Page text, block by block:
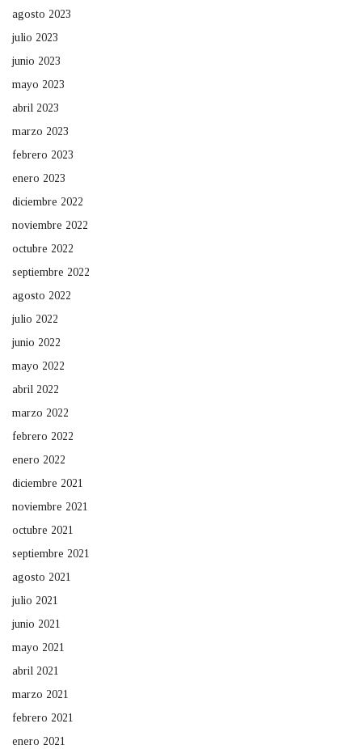
agosto 2023
julio 2023
junio 2023
mayo 2023
abril 2023
marzo 2023
febrero 2023
enero 2023
diciembre 2022
noviembre 2022
octubre 2022
septiembre 2022
agosto 2022
julio 2022
junio 2022
mayo 2022
abril 2022
marzo 2022
febrero 2022
enero 2022
diciembre 2021
noviembre 2021
octubre 2021
septiembre 2021
agosto 2021
julio 2021
junio 2021
mayo 2021
abril 2021
marzo 2021
febrero 2021
enero 2021